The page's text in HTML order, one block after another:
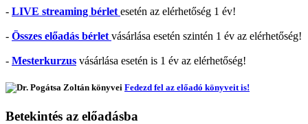
- LIVE streaming bérlet esetén az elérhetőség 1 év!
- Összes előadás bérlet vásárlása esetén szintén 1 év az elérhetőség!
- Mesterkurzus vásárlása esetén is 1 év az elérhetőség!
Fedezd fel az előadó könyveit is!
Betekintés az előadásba